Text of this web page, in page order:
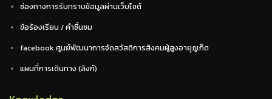
ช่องทางการรับทราบข้อมูลผ่านเว็บไซต์
ข้อร้องเรียน / คำชื่นชม
facebook ศูนย์พัฒนาการจัดสวัสดิการสังคมผู้สูงอายุภูเก็ต
แผนที่การเดินทาง (ลิงก์)